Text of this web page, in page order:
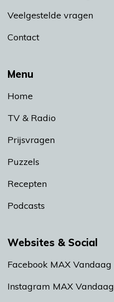
Menu
Home
TV & Radio
Prijsvragen
Puzzels
Recepten
Podcasts
Veelgestelde vragen
Contact
Websites & Social
Facebook MAX Vandaag
Instagram MAX Vandaag